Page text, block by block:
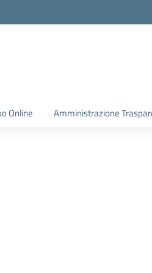
Online Amministrazione